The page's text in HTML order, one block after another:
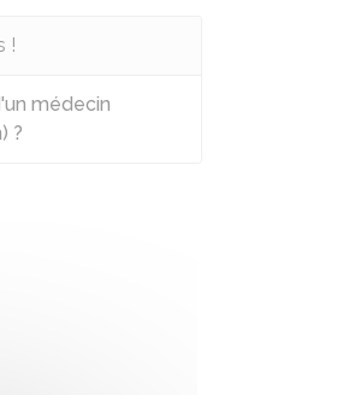
!
médecin
?